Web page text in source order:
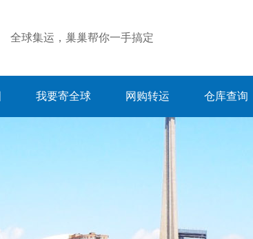
全球集运，巢巢帮你一手搞定
我要寄全球 网购转运 仓库查询